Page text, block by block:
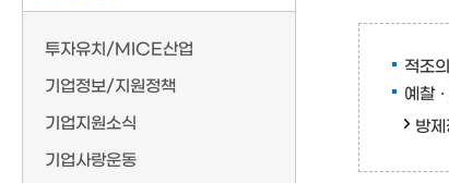
투자유치/MICE산업
기업정보/지원정책
기업지원소식
기업사랑운동
적조
예찰
방